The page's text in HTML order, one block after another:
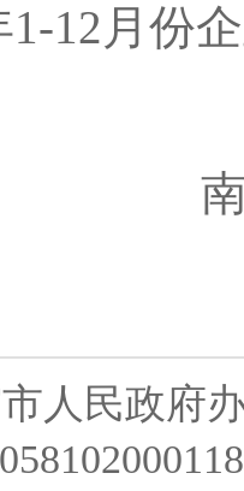
1-12月份
市人民政